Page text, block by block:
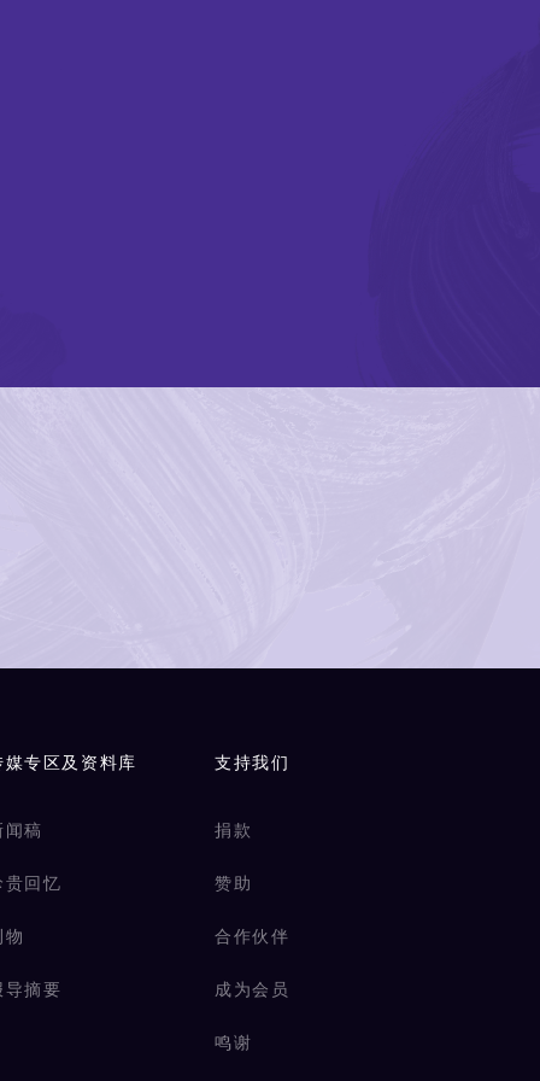
媒专区及资料库
闻稿
贵回忆
物
导摘要
支持我们
捐款
赞助
合作伙伴
成为会员
鸣谢